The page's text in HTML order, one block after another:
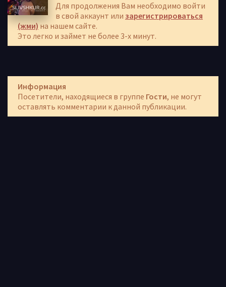
Для продолжения Вам необходимо войти
в свой аккаунт или зарегистрироваться
(жми) на нашем сайте.
Это легко и займет не более 3-х минут.
Информация
Посетители, находящиеся в группе Гости, не могут
оставлять комментарии к данной публикации.